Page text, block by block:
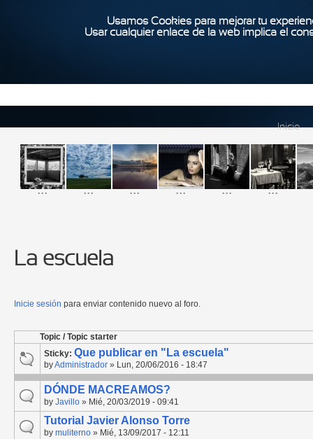
Usamos Cookies para mejorar tu
Usar cualquier enlace de la web implica el
Inicio
... ... ... ... ... ...
La escuela
Inicie sesión para enviar contenido nuevo al foro.
Páginas
Topic / Topic starter
Sticky: Que publicar en "La escuela"
byAdministrador » Lun, 20/06/2016 - 18:47
DÓNDE MACREAMOS?
by Javillo » Mié, 20/03/2019 - 09:41
Tutorial Javier Alonso Torre
by muliterno » Mié, 13/09/2017 - 12:11